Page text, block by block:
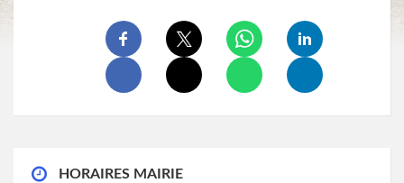
HORAIRES MAIRIE